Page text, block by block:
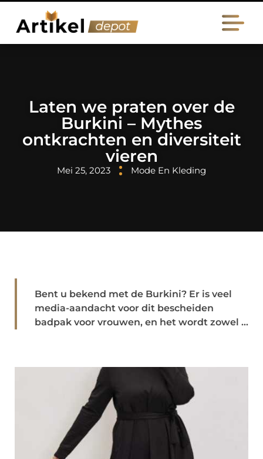
Laten we praten over de
Burkini – Mythes
ontkrachten en diversiteit
vieren
Mei 25, 2023 Mode En Kleding
Bent u bekend met de Burkini? Er is veel
media-aandacht voor dit bescheiden
badpak voor vrouwen, en het wordt zowel ...